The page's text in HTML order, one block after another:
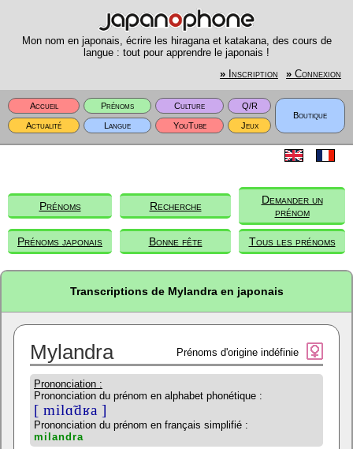
Mon nom en japonais, écrire les hiragana et katakana, des cours de
langue : tout pour apprendre le japonais !
» Inscription » Connexion
Accueil Prénoms Culture
Q/R
Boutique
Actualité
Langue YouTube Jeux
Prénoms Recherche
Demander un
prénom
Prénoms japonais Bonne fête Tous les prénoms
Transcriptions de Mylandra en japonais
Mylandra Prénoms d'origine indéfinie
Prononciation :
Prononciation du prénom en alphabet phonétique :
[ milɑ̃dʁa ]
Prononciation du prénom en français simplifié :
milandra